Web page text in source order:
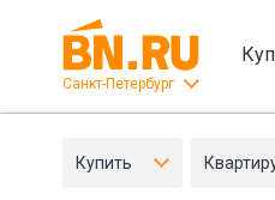
Санкт-Петербург
Купить